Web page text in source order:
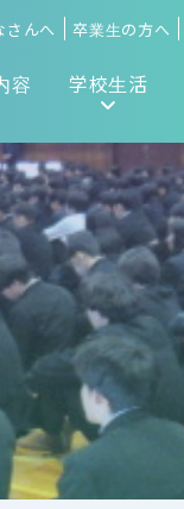
容 学校生活
さんへ 卒業生の方へ